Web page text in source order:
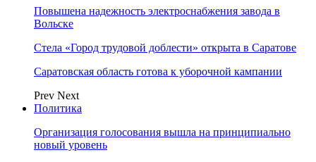
Повышена надежность электроснабжения завода в
Вольске
Стела «Город трудовой доблести» открыта в Саратове
Саратовская область готова к уборочной кампании
Prev Next
Политика
Организация голосования вышла на принципиально
новый уровень